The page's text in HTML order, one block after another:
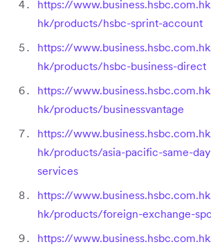
https://
hk/products/hsbc-sprint-account
https://
hk/products/hsbc-business-direct
https://
hk/products/businessvantage
https://
hk/products/asia-pacific-same-
services
https://
hk/products/foreign-exchange-
https://